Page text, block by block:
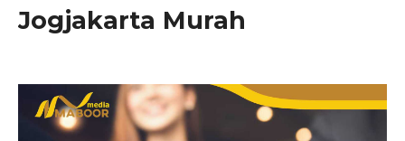
Jogjakarta Murah